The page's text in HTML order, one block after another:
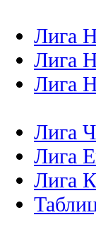
Лига
Лига
Лига
Лига
Лига
Лига